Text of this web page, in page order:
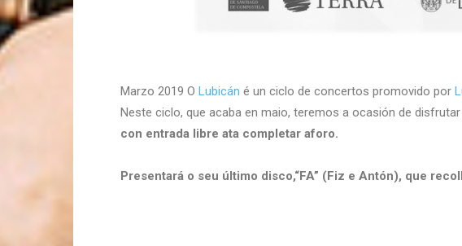
Marzo 2019 O Lubicán é un ciclo de concertos promovido por
Neste ciclo, que acaba en maio, teremos a ocasión de
con entrada libre ata completar aforo.
Presentará o seu último disco,“FA” (Fiz e Antón), que